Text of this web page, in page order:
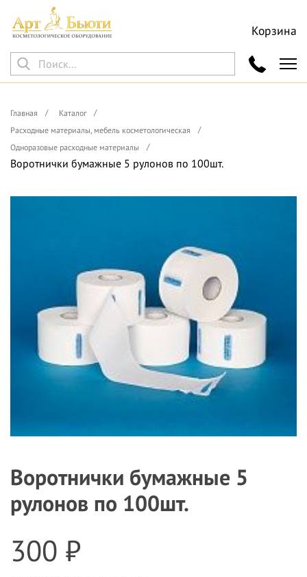
Корзина
Главная
Каталог
Расходные материалы, мебель косметологическая
Одноразовые расходные материалы
Воротнички бумажные 5 рулонов по 100шт.
Воротнички бумажные 5
рулонов по 100шт.
300 ₽